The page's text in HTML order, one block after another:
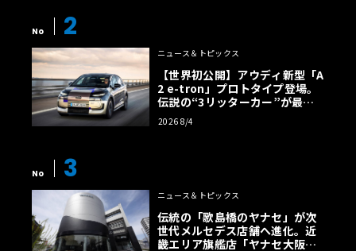
No 2
ニュース＆トピックス
【世界初公開】アウディ新型「A
2 e-tron」プロトタイプ登場。
伝説の“3リッターカー”が最高
効率エントリーBEVとして復活
【画像38枚】
2026 8/4
No 3
ニュース＆トピックス
伝統の「歌島橋のヤナセ」が次
世代メルセデス店舗へ進化。近
畿エリア旗艦店「ヤナセ大阪支